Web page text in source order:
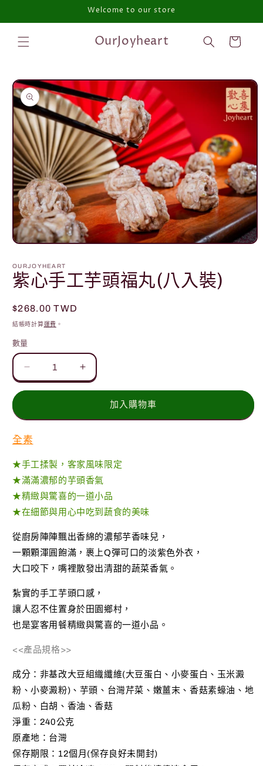
Welcome to our store
OurJoyheart
物
略過產品
資訊
動
視
中
開
啟
多
媒
體
案
OURJOYHEART
紫心手工芋頭福丸(八入裝)
定
價
$268.00 TWD
結帳時計算運費 。
數量
心
工
芋
福
丸
(八
入
數
量
減
少
心
工
福
丸
(八
入
數
量
增
加
加入購物車
全素
★手工揉製，客家風味限定
★滿滿濃郁的芋頭香氣
★精緻與驚喜的一道小品
★在細節與用心中吃到蔬食的美味
從廚房陣陣飄出香綿的濃郁芋香味兒，
一顆顆渾圓飽滿，裹上Q彈可口的淡紫色外衣，
大口咬下，嘴裡散發出清甜的蔬菜香氣。
紮實的手工芋頭口感，
讓人忍不住置身於田園鄉村，
也是宴客用餐精緻與驚喜的一道小品。
<<產品規格>>
成分：非基改大豆組織纖維(大豆蛋白、小麥蛋白、玉米澱
粉、小麥澱粉)、芋頭、台灣芹菜、嫩薑末、香菇素蠔油、地
瓜粉、白胡、香油、香菇
淨重：240公克
原產地：台灣
保存期限：12個月(保存良好未開封)